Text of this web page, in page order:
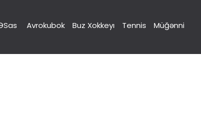
Avrokubok Buz Xokkeyı Tennis Müğənni